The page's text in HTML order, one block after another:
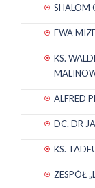
SHALOM
EWA
KS.
ALFRED
DC. DR
KS.
ZESPÓŁ